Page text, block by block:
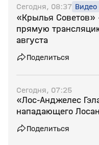
Сегодня, 08:37 Видео
«Крылья Советов»
прямую
августа
Поделиться
Сегодня, 07:25
«Лос‑Анджелес
нападающего
Поделиться